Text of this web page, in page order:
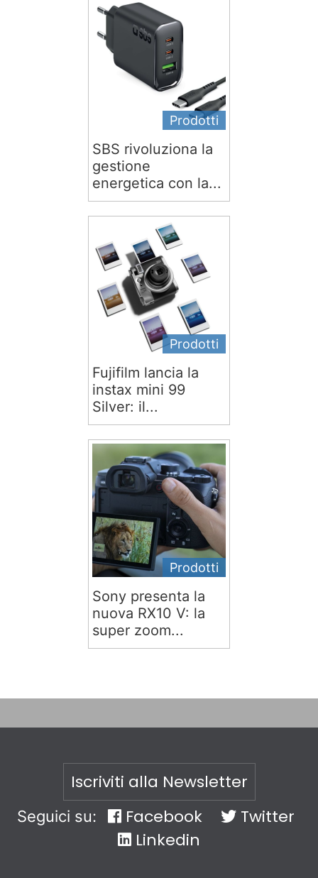
Prodotti
SBS rivoluziona la
gestione
energetica con la...
Prodotti
Fujifilm lancia la
instax mini 99
Silver: il...
Prodotti
Sony presenta la
nuova RX10 V: la
super zoom...
Iscriviti alla Newsletter
Seguici su: Facebook
Twitter
Linkedin